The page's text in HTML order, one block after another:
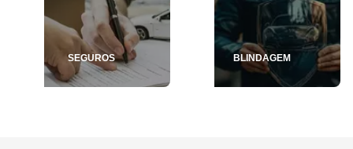
SEGUROS BLINDAGEM